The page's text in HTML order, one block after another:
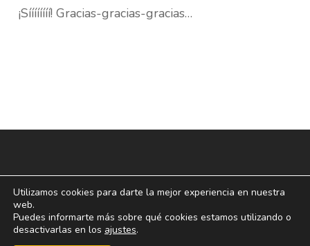
¡Síííííííí! Gracias-gracias-gracias…
Utilizamos cookies para darte la mejor experiencia en nuestra
web.
Puedes informarte más sobre qué cookies estamos utilizando o
desactivarlas en los ajustes.